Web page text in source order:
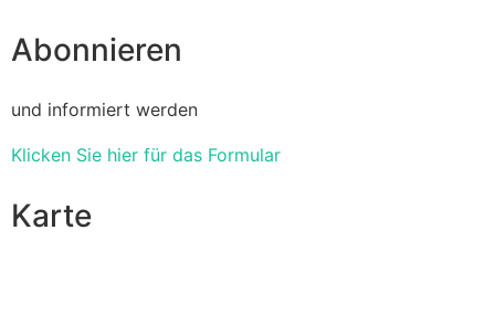
Abonnieren
und informiert werden
Klicken Sie hier für das Formular
Karte